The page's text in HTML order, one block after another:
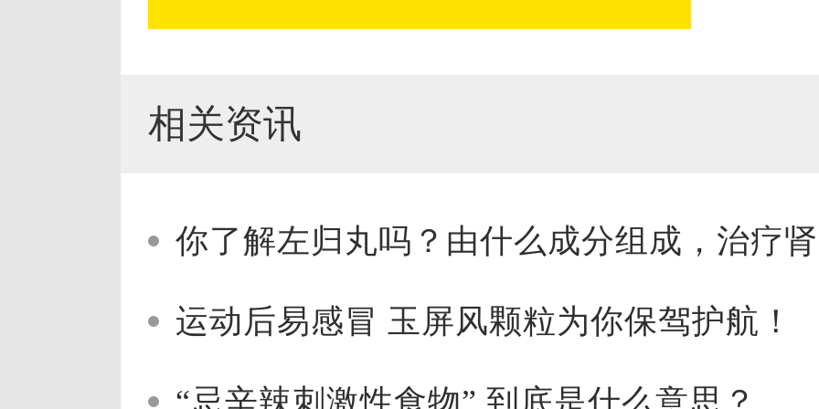
相关资讯
你了解左归丸吗？由什么成分组成，治疗
运动后易感冒 玉屏风颗粒为你保驾护航！
“忌辛辣刺激性食物” 到底是什么意思？